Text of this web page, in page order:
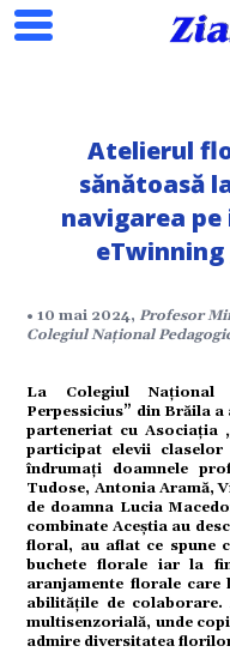
Atelierul
sănătoasă
navigarea
eTwinning
• 10 mai 2024, Profesor
Colegiul Naţional
La Colegiul Naţional
Perpessicius” din Brăila
parteneriat cu Asociaţia
participat elevii
îndrumaţi doamnele
Tudose, Antonia Aramă,
de doamna Lucia
combinate Aceştia au
floral, au aflat ce spune
buchete florale iar la
aranjamente florale care
abilităţile de
multisenzorială, unde
admire diversitatea